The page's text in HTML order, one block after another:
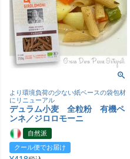
より環境負荷の少ない紙ベースの袋包材
にリニューアル
デュラム小麦 全粒粉 有機ペ
ンネ／ジロロモーニ
自然派
クール便でお届け